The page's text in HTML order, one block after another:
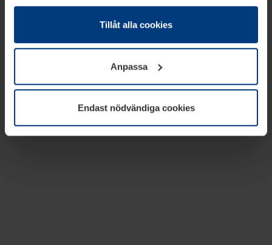
Juridiskt kan vi lagra kakor på din enhet, om de är
absolut nödvändiga för driften av den här webbplatsen.
godkännande kan du när som helst ändra eller återkalla i
informationen om kakor underDataskyddsförklaring
vår webbplats.
Tillåt alla cookies
Anpassa
Endast nödvändiga cookies